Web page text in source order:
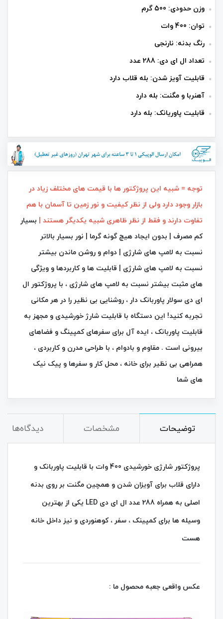
وزن حدودی: 500 گرم
توان: 400 وات
رنگ بدنه: نارنجی
تعداد ال ای دی: 288 عدد
قابلیت آویز شدن: بله قلاب دارد
آهنربا و مگنت: بله دارد
قابلیت پاوریانک: بله دارد
توجه = شبیه این پروژکتور ها با قیمت های مختلف زیاد در
بازار وجود دارد ولی از نظر کیفیت و نور زمین تا آسمان با هم
تفاوت دارند و فقط از نظر ظاهری شبیه یکدیگر هستند | بسیار
کم مصرف | بدون ایجاد هیچ گونه گرما | نور بسیار بالاتر
نسبت به لامپ های شارژی | دوام و روشن ماندن بیشتر
نسبت به لامپ های شارژی | قابلیت ها و کاربردها و ویژگی
های مثبت بیشتر نسبت به لامپ های شارژی ، با پروژکتور ال‌
ای‌ دی سولار پاوربانک دار ، روشنایی بی‌ نظیر را در هر مکانی
تجربه کنید! این دستگاه با قابلیت شارژ خورشیدی و مجهز به
قابلیت پاوربانک ، ایده‌ آل برای سفرهای کمپینگ و فضاهای
بیرونی است . مقاوم و بادوام ، با طراحی مدرن و کاربردی ،
همراهی بی‌ نظیر برای خانه ، محل کار و سفرها و پیک نیک
های شما
توضیحات مشخصات دیدگاه‌ها
پروژکتور شارژی خورشیدی 400 وات با قابلیت پاوربانک و
دارای قلاب برای آویزان شدن و همچین مگنت بر روی بدنه
اصلی به همراه 288 عدد ال ای دی LED یکی از بهترین
وسیله ها برای کمپینک ، سفر ، کوهنوردی و نیز داخل خانه
هست
عکس واقعی جعبه محصول ما :